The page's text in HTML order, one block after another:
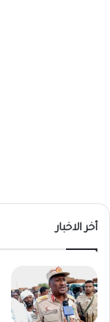
أخر الاخبار